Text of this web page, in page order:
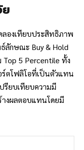
ลองเทียบประสิทธิภาพ
ลักษณะ Buy & Hold
5 Percentile ทั้ง
ตโฟลิโอที่เป็นตัวแทน
รียบเทียบความมี
งผลตอบแทนโดยมี